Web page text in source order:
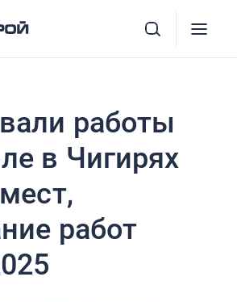
работы
в Чигирях
работ